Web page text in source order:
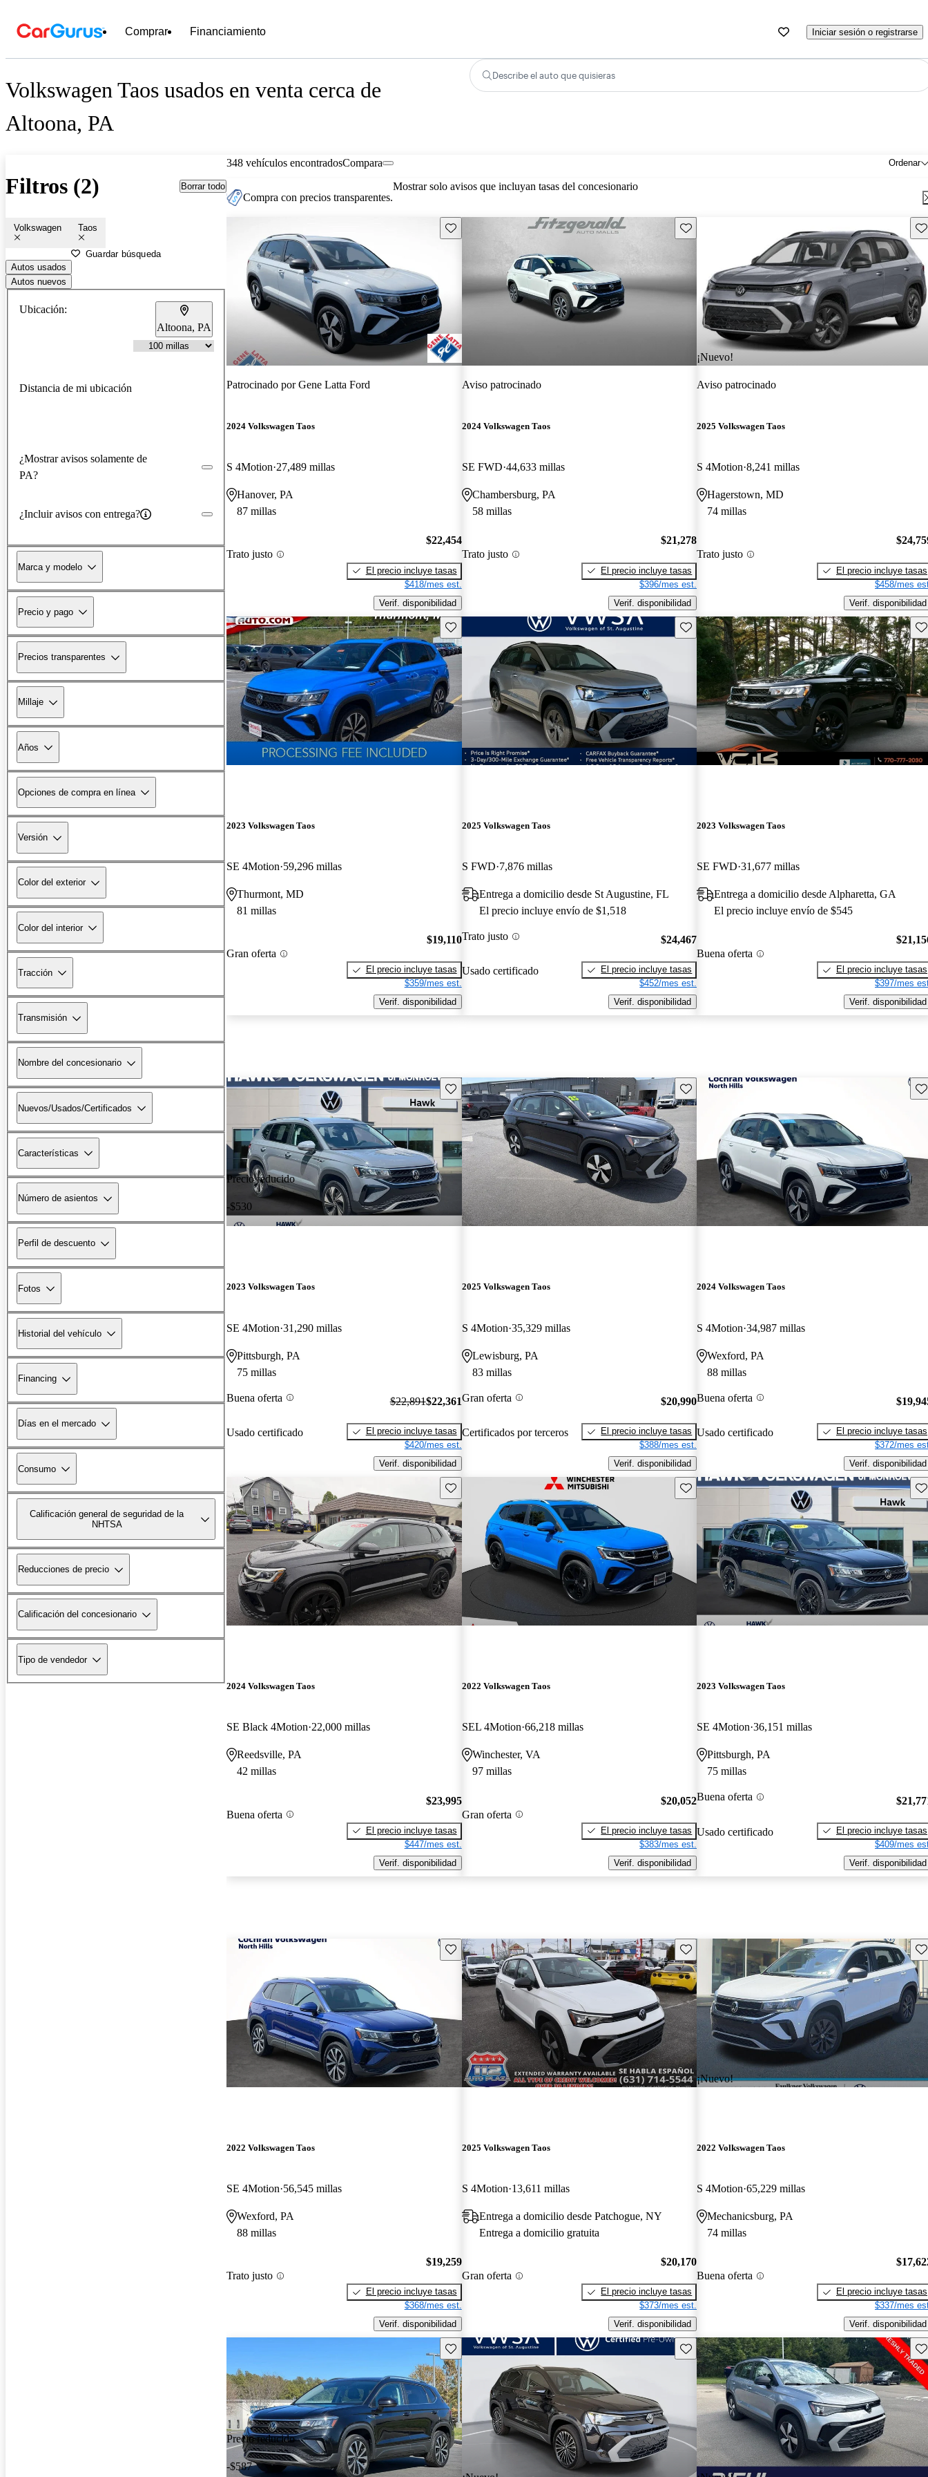
Comprar Financiamiento Iniciar sesión o registrarse
Volkswagen Taos usados en venta cerca de
Altoona, PA
Describe el auto que quisieras
Filtros (2) Borrar todo
Volkswagen Taos
Guardar búsqueda
Autos usados
Autos nuevos
Ubicación:
Altoona, PA
Distancia de mi ubicación
¿Mostrar avisos solamente de
PA?
¿Incluir avisos con entrega?
Marca y modelo
Precio y pago
Precios transparentes
Millaje
Años
Opciones de compra en línea
Versión
Color del exterior
Color del interior
Tracción
Transmisión
Nombre del concesionario
Nuevos/Usados/Certificados
Características
Número de asientos
Perfil de descuento
Fotos
Historial del vehículo
Financing
Días en el mercado
Consumo
Calificación general de seguridad de la
NHTSA
Reducciones de precio
Calificación del concesionario
Tipo de vendedor
348 vehículos encontrados Ordenar
Compara
Compra con precios transparentes.
Mostrar solo avisos que incluyan tasas del concesionario
Guarda este Aviso
Patrocinado porGene Latta Ford
2024 Volkswagen Taos
S 4Motion 27,489 millas
Hanover, PA
87 millas
Trato justo
$22,454
El precio incluye tasas
$418/mes est.
Verif. disponibilidad
Guarda este Aviso
Aviso patrocinado
2024 Volkswagen Taos
SE FWD 44,633 millas
Chambersburg, PA
58 millas
Trato justo
$21,278
El precio incluye tasas
$396/mes est.
Verif. disponibilidad
¡Nuevo!
Aviso patrocinado
2025 Volkswagen Taos
S 4Motion 8,241 millas
Hagerstown, MD
74 millas
Trato justo
El precio incluye tasas
$458/mes
Verif. disponibilidad
Guarda este Aviso
2023 Volkswagen Taos
SE 4Motion 59,296 millas
Thurmont, MD
81 millas
Gran oferta
$19,110
El precio incluye tasas
$359/mes est.
Verif. disponibilidad
Guarda este Aviso
2025 Volkswagen Taos
S FWD 7,876 millas
Entrega a domicilio desde St Augustine, FL
El precio incluye envío de $1,518
Trato justo
Usado certificado
$24,467
El precio incluye tasas
$452/mes est.
Verif. disponibilidad
¡Nuevo!
2023 Volkswagen Taos
SE FWD 31,677 millas
Entrega a domicilio desde Alpharetta, GA
El precio incluye envío de $545
Buena oferta
El precio incluye tasas
$397/mes
Verif. disponibilidad
Precio reducido
-$530
Guarda este Aviso
2023 Volkswagen Taos
SE 4Motion 31,290 millas
Pittsburgh, PA
75 millas
Buena oferta
Usado certificado
$22,891$22,361
El precio incluye tasas
$420/mes est.
Verif. disponibilidad
Guarda este Aviso
2025 Volkswagen Taos
S 4Motion 35,329 millas
Lewisburg, PA
83 millas
Gran oferta
Certificados por terceros
$20,990
El precio incluye tasas
$388/mes est.
Verif. disponibilidad
2024 Volkswagen Taos
S 4Motion 34,987 millas
Wexford, PA
88 millas
Buena oferta
Usado certificado
El precio incluye tasas
$372/mes
Verif. disponibilidad
Guarda este Aviso
2024 Volkswagen Taos
SE Black 4Motion 22,000 millas
Reedsville, PA
42 millas
Buena oferta
$23,995
El precio incluye tasas
$447/mes est.
Verif. disponibilidad
Guarda este Aviso
2022 Volkswagen Taos
SEL 4Motion 66,218 millas
Winchester, VA
97 millas
Gran oferta
$20,052
El precio incluye tasas
$383/mes est.
Verif. disponibilidad
2023 Volkswagen Taos
SE 4Motion 36,151 millas
Pittsburgh, PA
75 millas
Buena oferta
Usado certificado
El precio incluye tasas
$409/mes
Verif. disponibilidad
Guarda este Aviso
2022 Volkswagen Taos
SE 4Motion 56,545 millas
Wexford, PA
88 millas
Trato justo
$19,259
El precio incluye tasas
$368/mes est.
Verif. disponibilidad
Guarda este Aviso
2025 Volkswagen Taos
S 4Motion 13,611 millas
Entrega a domicilio desde Patchogue, NY
Entrega a domicilio gratuita
Gran oferta
$20,170
El precio incluye tasas
$373/mes est.
Verif. disponibilidad
¡Nuevo!
2022 Volkswagen Taos
S 4Motion 65,229 millas
Mechanicsburg, PA
74 millas
Buena oferta
El precio incluye tasas
$337/mes
Verif. disponibilidad
Precio reducido
-$587
Guarda este Aviso Guarda este Aviso